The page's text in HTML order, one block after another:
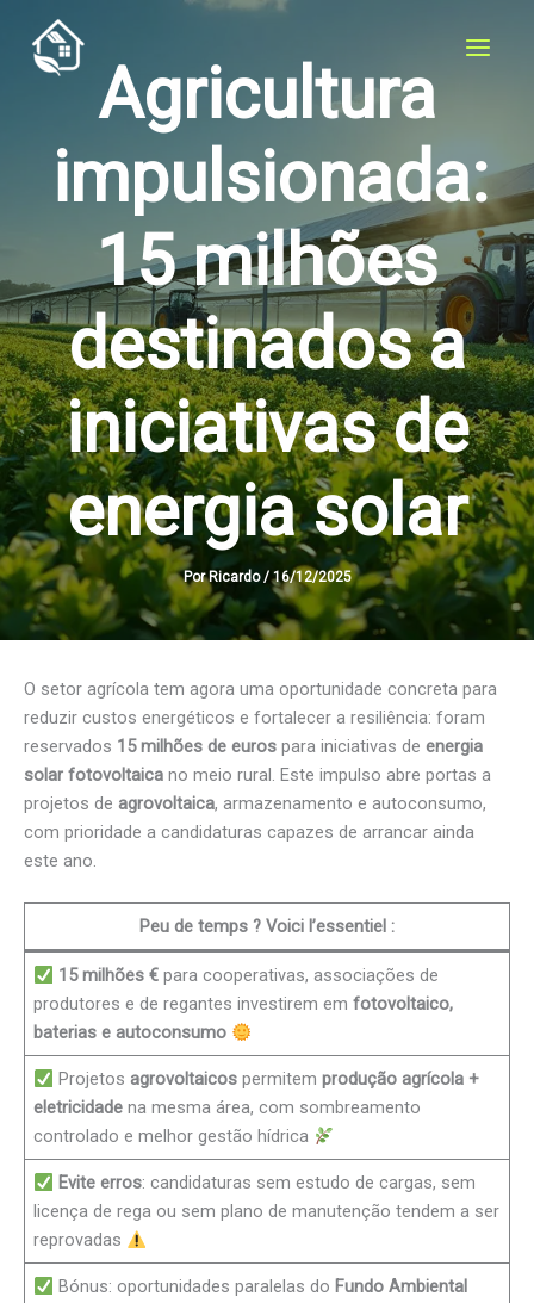
content
Agricultura
impulsionada:
15 milhões
destinados a
iniciativas de
energia solar
Por Ricardo/16/12/2025
O setor agrícola tem agora uma oportunidade concreta para
reduzir custos energéticos e fortalecer a resiliência: foram
reservados 15 milhões de euros para iniciativas de energia
solar fotovoltaica no meio rural. Este impulso abre portas a
projetos de agrovoltaica, armazenamento e autoconsumo,
com prioridade a candidaturas capazes de arrancar ainda
este ano.
Peu de temps ? Voici l’essentiel :
15 milhões €para cooperativas, associações de
produtores e de regantes investirem emfotovoltaico,
baterias e autoconsumo
Projetos agrovoltaicospermitem produção agrícola +
eletricidade na mesma área, com sombreamento
controlado e melhor gestão hídrica
Evite erros: candidaturas sem estudo de cargas, sem
licença de rega ou sem plano de manutenção tendem a ser
reprovadas
Bónus: oportunidades paralelas do Fundo Ambiental